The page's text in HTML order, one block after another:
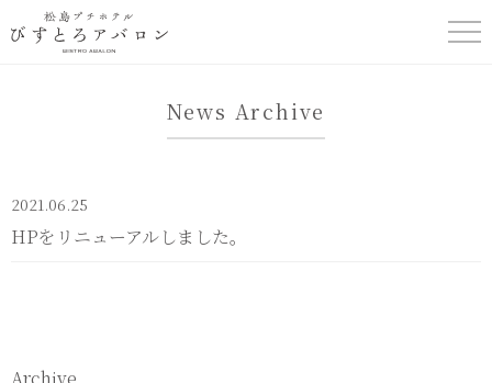
びすとろアバロNews Archive
2021.06.25
HPをリニューアルしました。